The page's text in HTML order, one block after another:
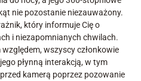
nie pozostanie niezauważony.
który informuje Cię o
i niezapomnianych chwilach.
wszyscy członkowie
płynną interakcją, w tym
kamerą poprzez pozowanie